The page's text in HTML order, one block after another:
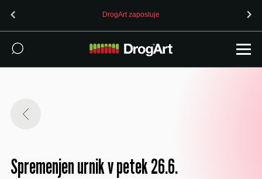
DrogArt zaposluje
Spremenjen urnik v petek 26.6.